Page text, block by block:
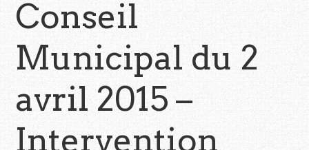
Conseil
Municipal du 2
avril 2015 –
Intervention